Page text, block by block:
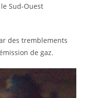
Sud-Ouest
des tremblements
de gaz.